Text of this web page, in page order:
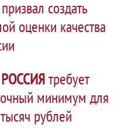
создать
оценки качества
требует
минимум для
рублей